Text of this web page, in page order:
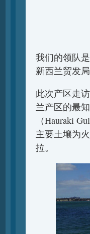
我们的领队
新西兰贸发
此次产区走
兰产区的最
（Hauraki
主要土壤为
拉。